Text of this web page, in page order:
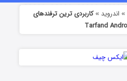
» اندروید »کاربردی ترین ترفندهای